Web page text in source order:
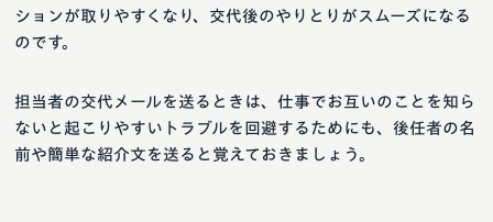
ションが取りやすくなり、交代後のやりとりがスムーズになる
のです。
担当者の交代メールを送るときは、仕事でお互いのことを知ら
ないと起こりやすいトラブルを回避するためにも、後任者の名
前や簡単な紹介文を送ると覚えておきましょう。